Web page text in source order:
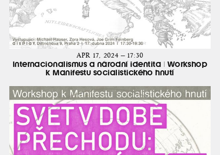
APR 17, 2024 — 17:30
Internacionalismus a národní identita | Workshop
k Manifestu socialistického hnutí